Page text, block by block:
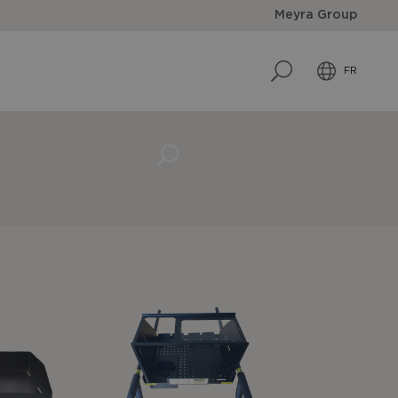
Meyra Group
FR